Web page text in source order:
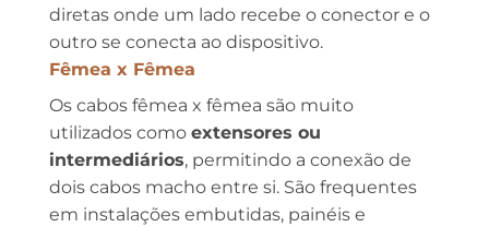
diretas onde um lado recebe o conector e o
outro se conecta ao dispositivo.
Fêmea x Fêmea
Os cabos fêmea x fêmea são muito
utilizados como extensores ou
intermediários, permitindo a conexão de
dois cabos macho entre si. São frequentes
em instalações embutidas, painéis e